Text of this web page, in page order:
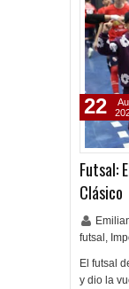
Futsal:
Clásico
futsal ,
El futsal
y dio la
22